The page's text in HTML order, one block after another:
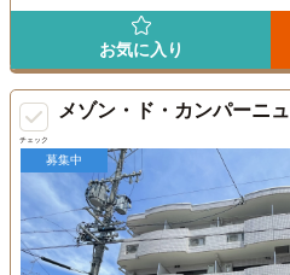
お気に入り
チェック
メゾン・ド・カンパーニュ
募集中